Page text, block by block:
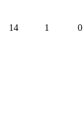
14 1 0